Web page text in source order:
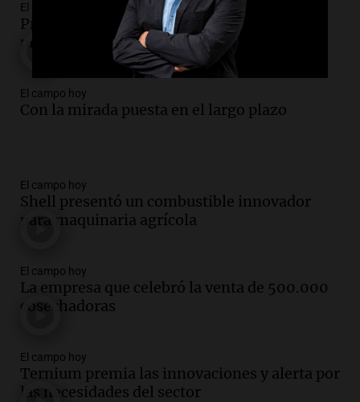
El campo hoy
Producción y ventas se recuperan pero
preocupa la falta de competitividad
El campo hoy
Con la mirada puesta en el largo plazo
El campo hoy
Shell presentó un combustible innovador
para maquinaria agrícola
El campo hoy
La empresa que celebró la venta de 500.000
cosechadoras
El campo hoy
Ternium premia las innovaciones y alerta por
las necesidades del sector